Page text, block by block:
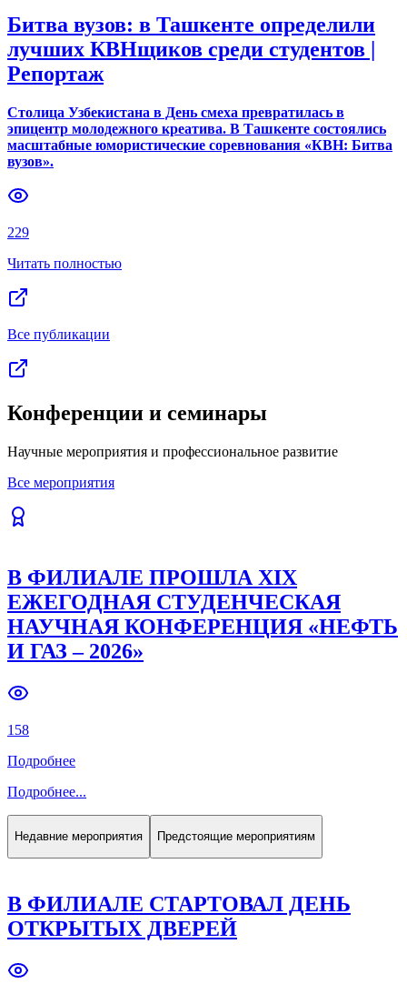
Next slide
Битва вузов: в Ташкенте определили
лучших КВНщиков среди студентов |
Репортаж
Столица Узбекистана в День смеха превратилась в
эпицентр молодежного креатива. В Ташкенте состоялись
масштабные юмористические соревнования «КВН: Битва
вузов».
229
Читать полностью
Все публикации
Конференции и семинары
Научные мероприятия и профессиональное развитие
Все мероприятия
В ФИЛИАЛЕ ПРОШЛА XIX
ЕЖЕГОДНАЯ СТУДЕНЧЕСКАЯ
НАУЧНАЯ КОНФЕРЕНЦИЯ «НЕФТЬ
И ГАЗ – 2026»
158
Подробнее
Подробнее...
Недавние мероприятия Предстоящие мероприятиям
В ФИЛИАЛЕ СТАРТОВАЛ ДЕНЬ
ОТКРЫТЫХ ДВЕРЕЙ